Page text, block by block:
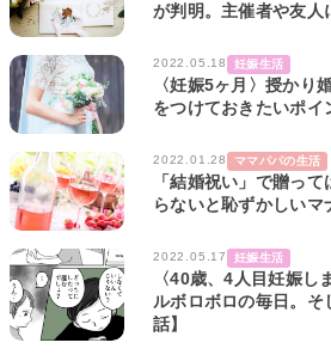
が判明。主催者や友人
2022.05.18 妊娠生活
〈妊娠5ヶ月〉授かり
をつけておきたいポイ
2022.01.28 ママパパの生活
「結婚祝い」で贈っ
らないと恥ずかしいマ
2022.05.17 妊娠生活
〈40歳、4人目妊娠し
ルボロボロの毎日。そ
話】